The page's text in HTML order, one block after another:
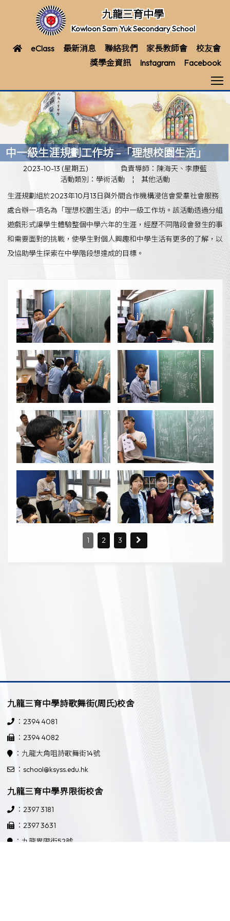
九龍三育中學
Kowloon Sam Yuk Secondary School
eClass 最新消息 聯絡我們 家長教師會
校友會
獎學金資訊
Instagram Facebook
中一級生涯規劃工作坊 -「理想校園生活」
2023-10-13 (星期五)
負責導師：陳海天、李康藍
活動類別：學術活動
¦
其他活動
生涯規劃組於2023年10月13日與外間合作機構浸信會愛羣社會服務
處合辦一項名為「理想校園生活」的中一級工作坊。該活動透過分組
遊戲形式讓學生體驗整個中學六年的生涯，經歷不同階段會發生的事
和需要面對的挑戰，使學生對個人興趣和中學生活有更多的了解，以
及協助學生探索在中學階段想達成的目標。
1 2 3
九龍三育中學詩歌舞街(周氏)校舍
：2394 4081
：2394 4082
：九龍大角咀詩歌舞街14號
：school@ksyss.edu.hk
九龍三育中學界限街校舍
：2397 3181
：2397 3631
：九龍界限街52號